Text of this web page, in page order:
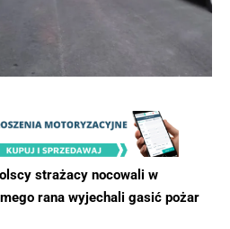
strażacy nocowali w
rana wyjechali gasić pożar